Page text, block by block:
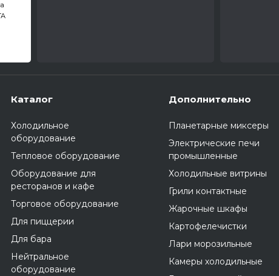
Каталог
Холодильное
оборудование
Тепловое оборудование
Оборудование для
ресторанов и кафе
Торговое оборудование
Для пиццерии
Для бара
Нейтральное
оборудование
Дополнительно
Планетарные миксеры
Электрические печи
промышленные
Холодильные витрины
Грили контактные
Жарочные шкафы
Картофелечистки
Лари морозильные
Камеры холодильные